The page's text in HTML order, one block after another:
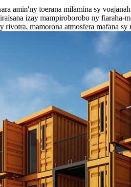
amin'ny toerana milamina sy
izay mampiroborobo ny
rivotra, mamorona atmosfera mafana sy